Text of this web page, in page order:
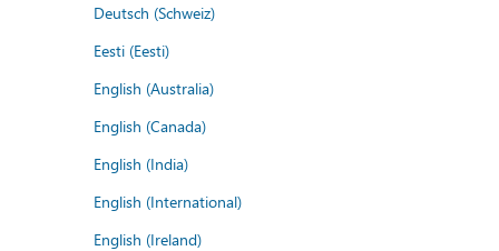
Deutsch (Schweiz)
Eesti (Eesti)
English (Australia)
English (Canada)
English (India)
English (International)
English (Ireland)